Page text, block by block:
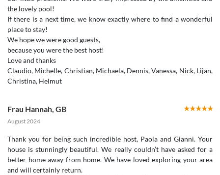
the lovely pool!
If there is a next time, we know exactly where to find a wonderful
place to stay!
We hope we were good guests,
because you were the best host!
Love and thanks
Claudio, Michelle, Christian, Michaela, Dennis, Vanessa, Nick, Lijan,
Christina, Helmut
Frau Hannah GB
August 2024
Thank you for being such incredible host, Paola and Gianni. Your
house is stunningly beautiful. We really couldn’t have asked for a
better home away from home. We have loved exploring your area
and will certainly return.